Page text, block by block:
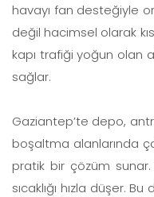
havayı fan desteğiyle
değil hacimsel olarak
kapı trafiği yoğun olan
sağlar.
Gaziantep’te depo,
boşaltma alanlarında
pratik bir çözüm sunar.
sıcaklığı hızla düşer.